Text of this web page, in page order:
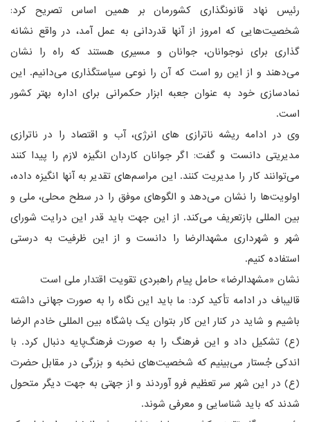
رئیس نهاد قانونگذاری کشورمان بر همین اساس تصریح کرد:
شخصیت‌هایی که امروز از آنها قدردانی به عمل آمد، در واقع نشانه
گذاری برای نوجوانان، جوانان و مسیری هستند که راه را نشان
می‌دهند و از این رو است که آن را نوعی سیاستگذاری می‌دانیم. این
نمادسازی خود به عنوان جعبه ابزار حکمرانی برای اداره بهتر کشور
است.
وی در ادامه ریشه ناترازی های انرژی، آب و اقتصاد را در ناترازی
مدیریتی دانست و گفت: اگر جوانان کاردان انگیزه لازم را پیدا کنند
می‌توانند کار را مدیریت کنند. این مراسم‌های تقدیر به آنها انگیزه داده،
اولویت‌ها را نشان می‌دهد و الگوهای موفق را در سطح محلی، ملی و
بین المللی بازتعریف می‌کند. از این جهت باید قدر این درایت شورای
شهر و شهرداری مشهدالرضا را دانست و از این ظرفیت به درستی
استفاده کنیم.
نشان «مشهدالرضا» حامل پیام راهبردی تقویت اقتدار ملی است
قالیباف در ادامه تأکید کرد: ما باید این نگاه را به صورت جهانی داشته
باشیم و شاید در کنار این کار بتوان یک باشگاه بین المللی خادم الرضا
(ع) تشکیل داد و این فرهنگ را به صورت فرهنگ‌پایه دنبال کرد. با
اندکی جُستار می‌بینیم که شخصیت‌های نخبه و بزرگی در مقابل حضرت
(ع) در این شهر سر تعظیم فرو آوردند و از جهتی به جهت دیگر متحول
شدند که باید شناسایی و معرفی شوند.